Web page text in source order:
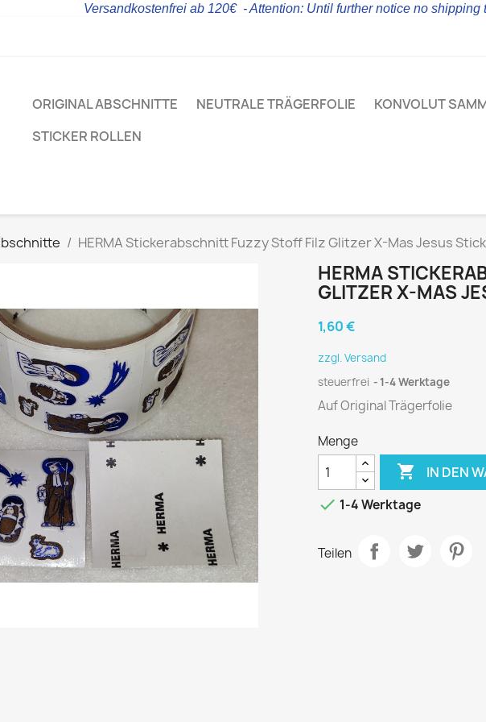
Versandkostenfrei ab 120€ - Attention: Until further notice no shipping
ORIGINAL ABSCHNITTE NEUTRALE TRÄGERFOLIE KONVOLUT
STICKER ROLLEN
HERMA Stickerabschnitt Fuzzy Stoff Filz Glitzer X-Mas Jesus
HERMA
GLITZER X-MAS
1,60 €
zzgl. Versand
steuerfrei
1-4 Werktage
Auf Original Trägerfolie
Menge
 IN DEN
 1-4 Werktage
Teilen